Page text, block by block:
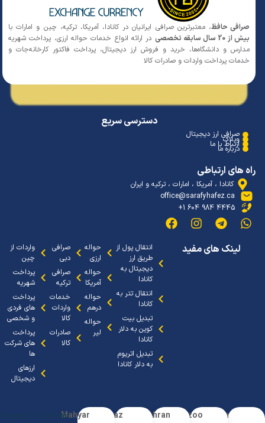
حافظ، معتبرترین صرافی ایرانیان در کانادا، آمریکا، ترکیه، چین و امارات با
سال سابقه تخصصی
در ارائه انواع خدمات حواله ارزی، پرداخت شهریه
و دانشگاه‌ها، خرید و فروش ارز دیجیتال، پرداخت فاکتور کارخانه‌جات و
پرداخت واردات و صادرات کالا
دسترسی سریع
صرافی ارز دیجیتال
وبلاگ
ارتباط با ما
درباره ما
های ارتباطی
کانادا ، آمریکا ، امارات ، ترکیه و ایران
office@sarafyhafez.ca
4445 984 604 1+
لینک های مفید
انتقال پول از
طریق ارز
دیجیتال به
انتقال تتر به
کانادا
تبدیل بیت
کوین به دلار
تبدیل اتریوم
به دلار کانادا
حواله
ارزی
حواله
آمریکا
حواله
درهم
حواله
لیر
صرافی
دبی
صرافی
ترکیه
خدمات
واردات
کالا
صادرات
واردات از
چین
پرداخت
شهریه
پرداخت
های فردی
و شخصی
پرداخت
های شرکت
ارزهای
دیجیتال
Arezoo
Tehran
Sanaz
Mahyar
Copyright © 2025 Hafez